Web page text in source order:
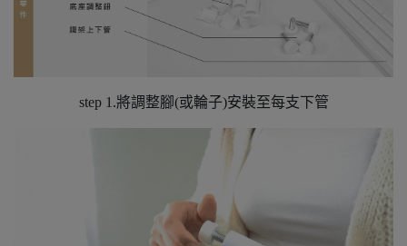
step 1.將調整腳(或輪子)安裝至每支下管